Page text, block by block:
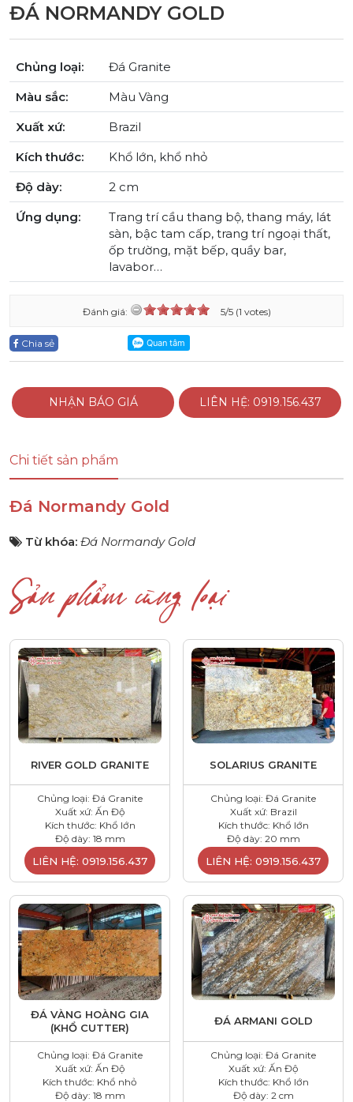
ĐÁ NORMANDY GOLD
Chủng loại:
Đá Granite
Màu sắc:
Màu Vàng
Xuất xứ:
Brazil
Kích thước:
Khổ lớn, khổ nhỏ
Độ dày:
2 cm
Ứng dụng:
Trang trí cầu thang bộ, thang máy, lát
sàn, bậc tam cấp, trang trí ngoại thất,
ốp trường, mặt bếp, quầy bar,
lavabor…
Đánh giá: 5/5 (1 votes)
Chia sẻ
NHẬN BÁO GIÁ LIÊN HỆ: 0919.156.437
Chi tiết sản phẩm
Đá Normandy Gold
Từ khóa: Đá Normandy Gold
Sản phẩm cùng loại
RIVER GOLD GRANITE
Chủng loại: Đá Granite
Xuất xứ: Ấn Độ
Kích thước: Khổ lớn
Độ dày: 18 mm
LIÊN HỆ: 0919.156.437
SOLARIUS GRANITE
Chủng loại: Đá Granite
Xuất xứ: Brazil
Kích thước: Khổ lớn
Độ dày: 20 mm
LIÊN HỆ: 0919.156.437
ĐÁ VÀNG HOÀNG GIA
(KHỔ CUTTER)
Chủng loại: Đá Granite
Xuất xứ: Ấn Độ
Kích thước: Khổ nhỏ
Độ dày: 18 mm
ĐÁ ARMANI GOLD
Chủng loại: Đá Granite
Xuất xứ: Ấn Độ
Kích thước: Khổ lớn
Độ dày: 2 cm